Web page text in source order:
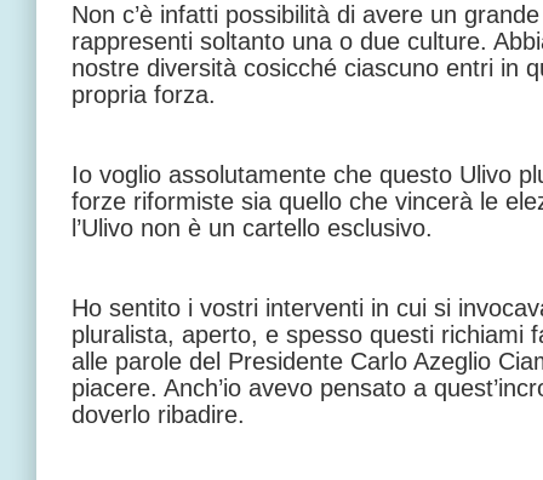
Non c’è infatti possibilità di avere un
rappresenti soltanto una o due culture.
nostre diversità cosicché ciascuno entri in
propria forza.
Io voglio assolutamente che questo Ulivo
forze riformiste sia quello che vincerà le
l’Ulivo non è un cartello esclusivo.
Ho sentito i vostri interventi in cui si
pluralista, aperto, e spesso questi richiami
alle parole del Presidente Carlo Azeglio
piacere. Anch’io avevo pensato a
doverlo ribadire.